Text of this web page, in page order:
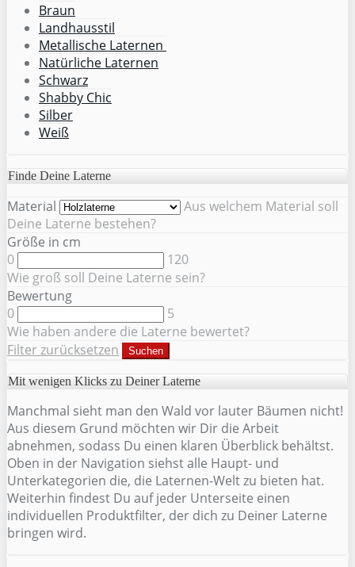
Braun
Landhausstil
Metallische Laternen
Natürliche Laternen
Schwarz
Shabby Chic
Silber
Weiß
Finde Deine Laterne
Material
Aus welchem Material soll
Deine Laterne bestehen?
Größe in cm
0
120
Wie groß soll Deine Laterne sein?
Bewertung
0
5
Wie haben andere die Laterne bewertet?
Filter zurücksetzen
Suchen
Mit wenigen Klicks zu Deiner Laterne
Manchmal sieht man den Wald vor lauter Bäumen nicht!
Aus diesem Grund möchten wir Dir die Arbeit
abnehmen, sodass Du einen klaren Überblick behältst.
Oben in der Navigation siehst alle Haupt- und
Unterkategorien die, die Laternen-Welt zu bieten hat.
Weiterhin findest Du auf jeder Unterseite einen
individuellen Produktfilter, der dich zu Deiner Laterne
bringen wird.